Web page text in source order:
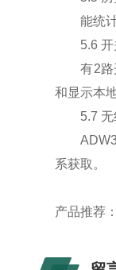
能统计
5.6 开
有2路开
和显示本
5.7 无
系获取。
产品推荐